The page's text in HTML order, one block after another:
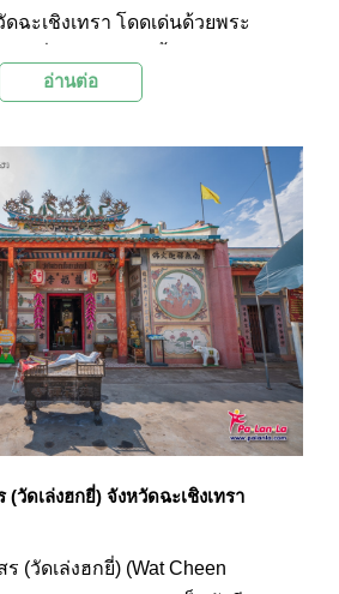
ฉะเชิงเทรา โดดเด่นด้วยพระ
รรจง เป็นหนึ่งในวัดสวยของไทย
ษฐานอยู่ภายในพระอุโบสถ
ริเวณยังมีพระบรมราชานุสาวรีย์
สินมหาราชที่เป็นอนุสรณ์รำลึกถึง
บทัพพม่าบริเวณนี้เมื่อในอดีตอีก
อ่านต่อ
วัดเล่งฮกยี่) จังหวัดฉะเชิงเทรา
(วัดเล่งฮกยี่) (Wat Cheen